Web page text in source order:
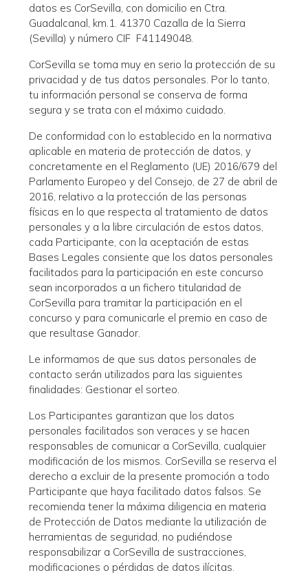
datos es CorSevilla, con domicilio en Ctra.
Guadalcanal, km.1. 41370 Cazalla de la Sierra
(Sevilla) y número CIF F41149048.
CorSevilla se toma muy en serio la protección de su
privacidad y de tus datos personales. Por lo tanto,
tu información personal se conserva de forma
segura y se trata con el máximo cuidado.
De conformidad con lo establecido en la normativa
aplicable en materia de protección de datos, y
concretamente en el Reglamento (UE) 2016/679 del
Parlamento Europeo y del Consejo, de 27 de abril de
2016, relativo a la protección de las personas
físicas en lo que respecta al tratamiento de datos
personales y a la libre circulación de estos datos,
cada Participante, con la aceptación de estas
Bases Legales consiente que los datos personales
facilitados para la participación en este concurso
sean incorporados a un fichero titularidad de
CorSevilla para tramitar la participación en el
concurso y para comunicarle el premio en caso de
que resultase Ganador.
Le informamos de que sus datos personales de
contacto serán utilizados para las siguientes
finalidades: Gestionar el sorteo.
Los Participantes garantizan que los datos
personales facilitados son veraces y se hacen
responsables de comunicar a CorSevilla, cualquier
modificación de los mismos. CorSevilla se reserva el
derecho a excluir de la presente promoción a todo
Participante que haya facilitado datos falsos. Se
recomienda tener la máxima diligencia en materia
de Protección de Datos mediante la utilización de
herramientas de seguridad, no pudiéndose
responsabilizar a CorSevilla de sustracciones,
modificaciones o pérdidas de datos ilícitas.